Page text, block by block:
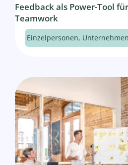
Feedback als Power-Tool
Teamwork
Einzelpersonen, Unternehmen